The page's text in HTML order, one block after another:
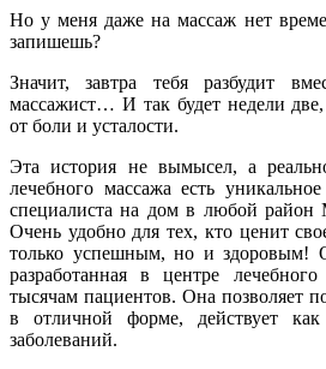
Но у меня даже на массаж нет
запишешь?
Значит, завтра тебя разбудит
массажист… И так будет недели
от боли и усталости.
Эта история не вымысел, а
лечебного массажа есть
специалиста на дом в любой район
Очень удоб­но для тех, кто ценит
толь­ко успешным, но и здоровым!
разработанная в центре
тысячам пациентов. Она по­зволяет
в отличной фор­ме, действует
заболеваний.